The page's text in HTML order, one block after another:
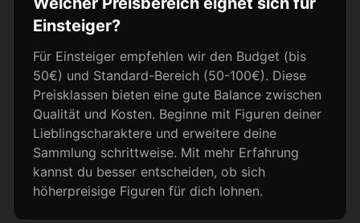
Einsteiger?
Für Einsteiger empfehlen wir den Budget (bis
50€) und Standard-Bereich (50-100€). Diese
Preisklassen bieten eine gute Balance zwischen
Qualität und Kosten. Beginne mit Figuren deiner
Lieblingscharaktere und erweitere deine
Sammlung schrittweise. Mit mehr Erfahrung
kannst du besser entscheiden, ob sich
höherpreisige Figuren für dich lohnen.